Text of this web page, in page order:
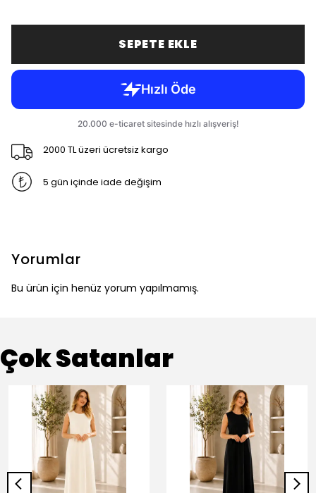
SEPETE EKLE
2000 TL üzeri ücretsiz kargo
5 gün içinde iade değişim
Yorumlar
Bu ürün için henüz yorum yapılmamış.
Çok Satanlar